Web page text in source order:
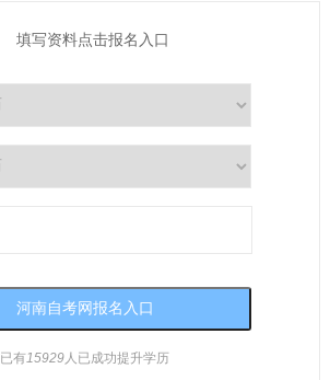
填写资料点击报名入口
已有15929人已成功提升学历